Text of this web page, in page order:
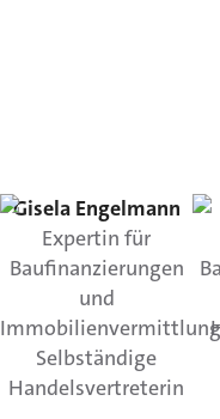
Gisela Engelmann
Expertin für
Baufinanzierungen
und
Selbständige
Handelsvertreterin